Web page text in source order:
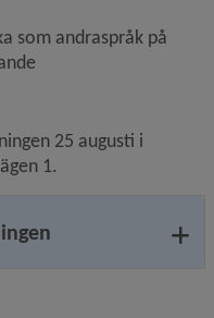
som andraspråk på
25 augusti i
1.